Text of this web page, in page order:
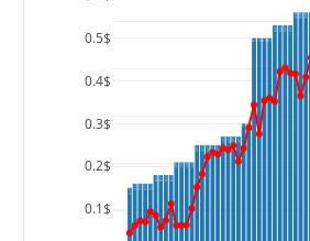
0.15
0.16 0.16 0.16 0.16
0.18 0.18 0.18 0.18
0.210.210.210.21
0.25 0.25 0.250.25 0.25
0.27 0.27 0.27 0.27
0.30.3
0.5 0.5 0.5 0.5
0.53 0.53 0.53 0.53
0.560.560.56
0.1$
0.2$
0.3$
0.4$
0.5$